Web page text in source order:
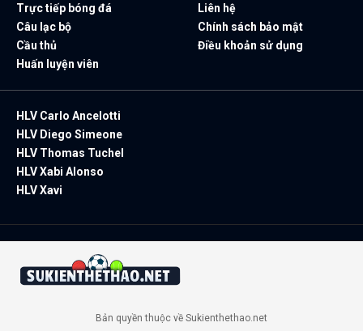
Trực tiếp bóng đá
Câu lạc bộ
Cầu thủ
Huấn luyện viên
Liên hệ
Chính sách bảo mật
Điều khoản sử dụng
HLV Carlo Ancelotti
HLV Diego Simeone
HLV Thomas Tuchel
HLV Xabi Alonso
HLV Xavi
Bản quyền thuộc về Sukienthethao.net